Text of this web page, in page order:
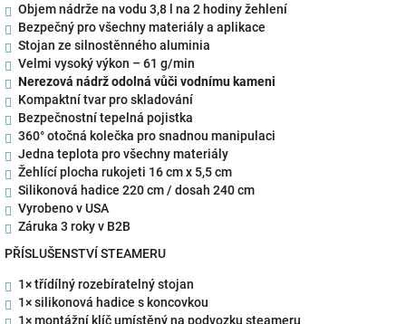
Objem nádrže na vodu 3,8 l na 2 hodiny žehlení
Bezpečný pro všechny materiály a aplikace
Stojan ze silnostěnného aluminia
Velmi vysoký výkon – 61 g/min
Nerezová nádrž odolná vůči vodnímu kameni
Kompaktní tvar pro skladování
Bezpečnostní tepelná pojistka
360° otočná kolečka pro snadnou manipulaci
Jedna teplota pro všechny materiály
Žehlící plocha rukojeti 16 cm x 5,5 cm
Silikonová hadice 220 cm / dosah 240 cm
Vyrobeno v USA
Záruka 3 roky v B2B
PŘÍSLUŠENSTVÍ STEAMERU
1× třídílný rozebíratelný stojan
1× silikonová hadice s koncovkou
1× montážní klíč umístěný na podvozku steameru